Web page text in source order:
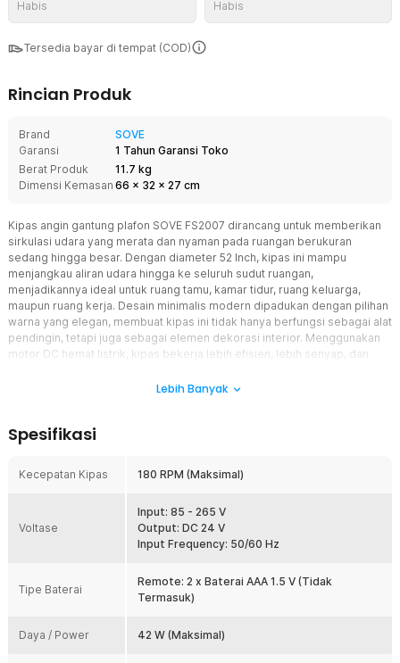
Habis Habis
Tersedia bayar di tempat (COD)
Rincian Produk
Brand
SOVE
Garansi
1 Tahun Garansi Toko
Berat Produk
11.7 kg
Dimensi Kemasan 66 x 32 x 27 cm
Kipas angin gantung plafon SOVE FS2007 dirancang untuk memberikan
sirkulasi udara yang merata dan nyaman pada ruangan berukuran
sedang hingga besar. Dengan diameter 52 Inch, kipas ini mampu
menjangkau aliran udara hingga ke seluruh sudut ruangan,
menjadikannya ideal untuk ruang tamu, kamar tidur, ruang keluarga,
maupun ruang kerja. Desain minimalis modern dipadukan dengan pilihan
warna yang elegan, membuat kipas ini tidak hanya berfungsi sebagai alat
pendingin, tetapi juga sebagai elemen dekorasi interior. Menggunakan
motor DC hemat listrik, kipas bekerja lebih efisien, lebih senyap, dan
semakin praktis berkat remote control multifungsi, memungkinkan Anda
6 Tingkat Kecepatan Angin
dapat disesuaikan dengan kebutuhan ruangan. Tingkat
menghasilkan rendah hembusan angin lembut dan nyaman untuk
tidur atau bersantai tanpa suara berlebihan. Tingkat tinggi
plafon mampu membantu menjaga kesejukan ruangan saat cuaca
panas.
Kipas langit-langit ini dilengkapi dua mode putaran untuk berbagai
Lebih Banyak
Spesifikasi
Kecepatan Kipas 180 RPM (Maksimal)
Voltase
Input: 85 - 265 V
Output: DC 24 V
Input Frequency: 50/60 Hz
Tipe Baterai
Remote: 2 x Baterai AAA 1.5 V (Tidak
Termasuk)
Daya / Power 42 W (Maksimal)